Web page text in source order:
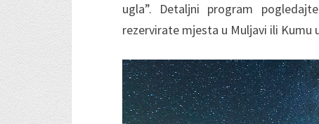
ugla”. Detaljni program
rezervirate mjesta u Muljavi ili Kumu